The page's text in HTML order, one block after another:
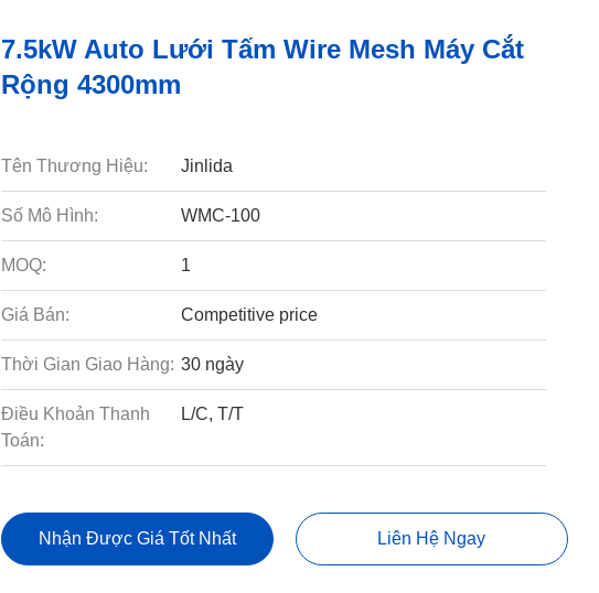
7.5kW Auto Lưới Tấm Wire Mesh Máy Cắt
Rộng 4300mm
Tên Thương Hiệu: Jinlida
Số Mô Hình: WMC-100
MOQ: 1
Giá Bán: Competitive price
Thời Gian Giao Hàng: 30 ngày
Điều Khoản Thanh
Toán:
L/C, T/T
Nhận Được Giá Tốt Nhất Liên Hệ Ngay